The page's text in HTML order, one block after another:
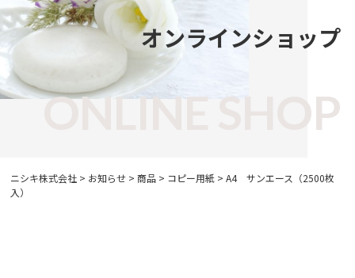
オンラインショップ
ONLINE SHOP
ニシキ株式会社 > お知らせ >商品 > コピー用紙 >A4 サンエース（2500枚
入）